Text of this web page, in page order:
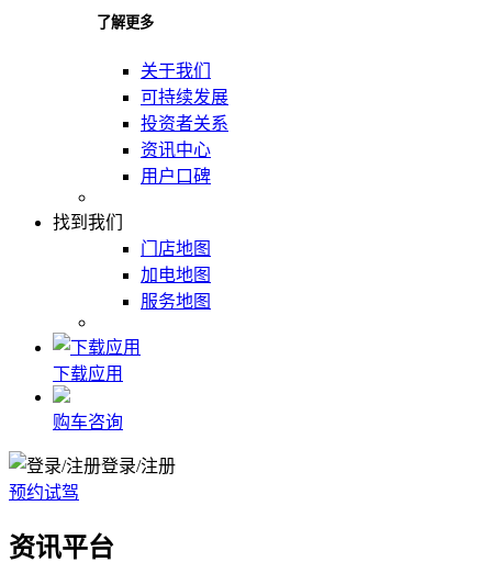
了解更多
关于我们
可持续发展
投资者关系
资讯中心
用户口碑
找到我们
门店地图
加电地图
服务地图
下载应用
购车咨询
登录/注册
预约试驾
资讯平台